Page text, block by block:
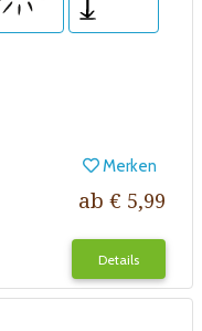
Merken
ab € 5,99
Details